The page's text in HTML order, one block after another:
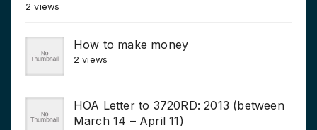
2 views
How to make money
2 views
HOA Letter to 3720RD: 2013 (between
March 14 – April 11)